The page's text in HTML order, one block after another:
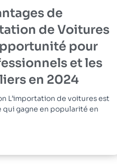
de
de Voitures
pour
et les
en 2024
L’importation de voitures est
qui gagne en popularité en